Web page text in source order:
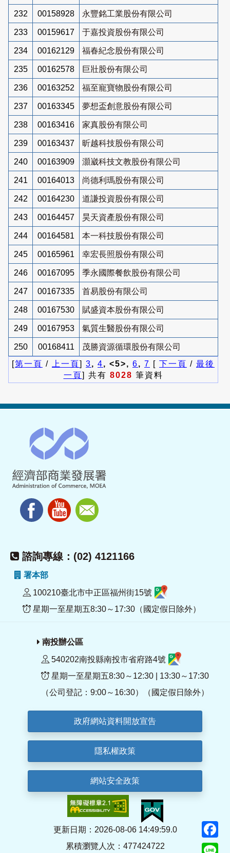
232 00158928 永豐銘工業股份有限公司
233 00159617 于嘉投資股份有限公司
234 00162129 福春紀念股份有限公司
235 00162578 巨壯股份有限公司
236 00163252 福至寵寶物股份有限公司
237 00163345 夢想盃創意股份有限公司
238 00163416 家真股份有限公司
239 00163437 昕越科技股份有限公司
240 00163909 灝崴科技文教股份有限公司
241 00164013 尚德利瑪股份有限公司
242 00164230 道謙投資股份有限公司
243 00164457 昊天資產股份有限公司
244 00164581 本一科技股份有限公司
245 00165961 幸宏長照股份有限公司
246 00167095 季永國際餐飲股份有限公司
247 00167335 首易股份有限公司
248 00167530 賦盛資本股份有限公司
249 00167953 氣質生醫股份有限公司
250 00168411
茂勝資源循環股份有限公司
[第一頁 / 上一頁] 3, 4, <5>, 6, 7 [ 下一頁 / 最後
一頁] 共有 8028 筆資料
諮詢專線：(02) 4121166
署本部
100210臺北市中正區福州街15號
星期一至星期五8:30～17:30（國定假日除外）
南投辦公區
540202南投縣南投市省府路4號
星期一至星期五8:30～12:30 | 13:30～17:30
（公司登記：9:00～16:30）（國定假日除外）
政府網站資料開放宣告
隱私權政策
網站安全政策
更新日期：2026-08-06 14:49:59.0
累積瀏覽人次：477424722